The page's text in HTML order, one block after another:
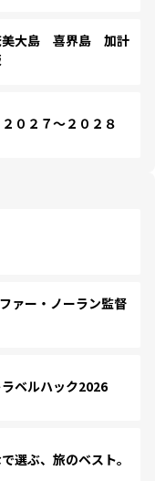
大島 喜界島 加計
２７～２０２８
ァー・ノーラン監督
ベルハック2026
選ぶ、旅のベスト。